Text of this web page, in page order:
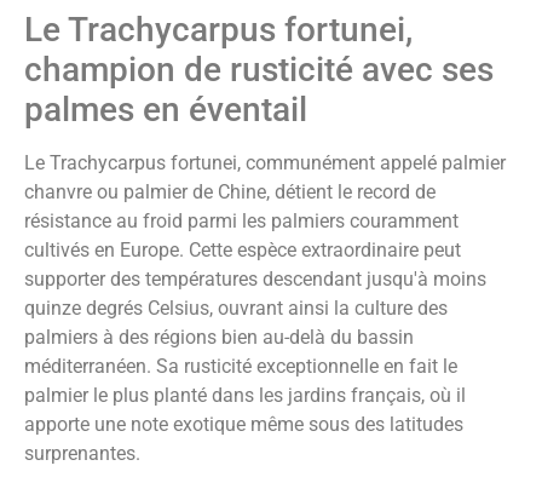
Le Trachycarpus fortunei,
champion de rusticité avec ses
palmes en éventail
Le Trachycarpus fortunei, communément appelé palmier
chanvre ou palmier de Chine, détient le record de
résistance au froid parmi les palmiers couramment
cultivés en Europe. Cette espèce extraordinaire peut
supporter des températures descendant jusqu'à moins
quinze degrés Celsius, ouvrant ainsi la culture des
palmiers à des régions bien au-delà du bassin
méditerranéen. Sa rusticité exceptionnelle en fait le
palmier le plus planté dans les jardins français, où il
apporte une note exotique même sous des latitudes
surprenantes.